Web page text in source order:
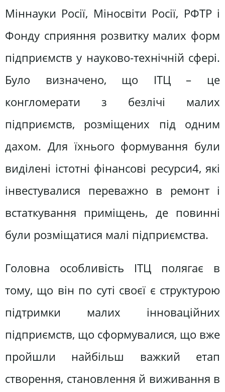
Міннауки Росії, Міносвіти Росії, РФТР і
Фонду сприяння розвитку малих форм
підприємств у науково-технічній сфері.
Було визначено, що ІТЦ – це
конгломерати з безлічі малих
підприємств, розміщених під одним
дахом. Для їхнього формування були
виділені істотні фінансові ресурси4, які
інвестувалися переважно в ремонт і
встаткування приміщень, де повинні
були розміщатися малі підприємства.
Головна особливість ІТЦ полягає в
тому, що він по суті своєї є структурою
підтримки малих інноваційних
підприємств, що сформувалися, що вже
пройшли найбільш важкий етап
створення, становлення й виживання в